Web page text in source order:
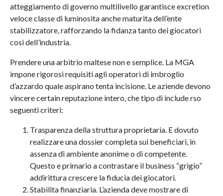
atteggiamento di governo multilivello garantisce excretion
veloce classe di luminosita anche maturita dell’ente
stabilizzatore, rafforzando la fidanza tanto dei giocatori
cosi dell’industria.
Prendere una arbitrio maltese non e semplice. La MGA
impone rigorosi requisiti agli operatori di imbroglio
d’azzardo quale aspirano tenta incisione. Le aziende devono
vincere certain reputazione intero, che tipo di include rso
seguenti criteri:
Trasparenza della struttura proprietaria. E dovuto
realizzare una dossier completa sui beneficiari, in
assenza di ambiente anonime o di competente.
Questo e primario a contrastare il business “grigio”
addirittura crescere la fiducia dei giocatori.
Stabilita finanziaria. L’azienda deve mostrare di